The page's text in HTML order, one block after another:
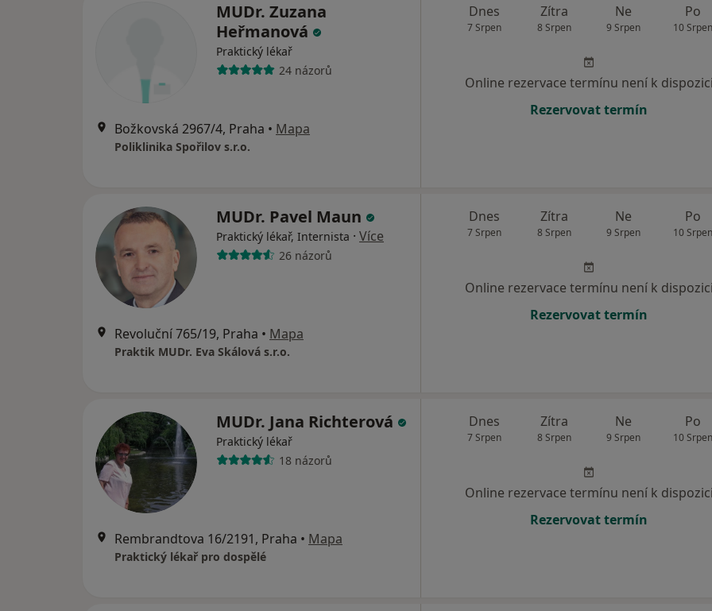
MUDr. Zuzana
Heřmanová
Praktický lékař
24 názorů
Božkovská 2967/4, Praha • Mapa
Poliklinika Spořilov s.r.o.
Dnes
7 Srpen
Zítra
8 Srpen
Ne
9 Srpen
Po
10 Srpen
Online rezervace termínu není k dispozici
Rezervovat termín
MUDr. Pavel Maun
Praktický lékař, Internista · Více
26 názorů
Revoluční 765/19, Praha • Mapa
Praktik MUDr. Eva Skálová s.r.o.
Dnes
7 Srpen
Zítra
8 Srpen
Ne
9 Srpen
Po
10 Srpen
Online rezervace termínu není k dispozici
Rezervovat termín
MUDr. Jana Richterová
Praktický lékař
18 názorů
Rembrandtova 16/2191, Praha • Mapa
Praktický lékař pro dospělé
Dnes
7 Srpen
Zítra
8 Srpen
Ne
9 Srpen
Po
10 Srpen
Online rezervace termínu není k dispozici
Rezervovat termín